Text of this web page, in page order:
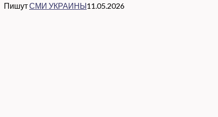
ПишутСМИ УКРАИНЫ11.05.2026